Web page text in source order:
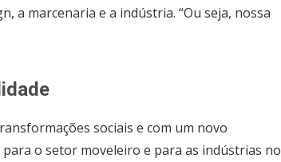
a marcenaria e a indústria. “Ou seja, nossa
sociais e com um novo
o setor moveleiro e para as indústrias no